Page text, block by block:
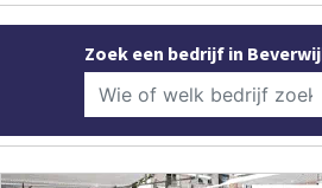
Zoek een bedrijf in